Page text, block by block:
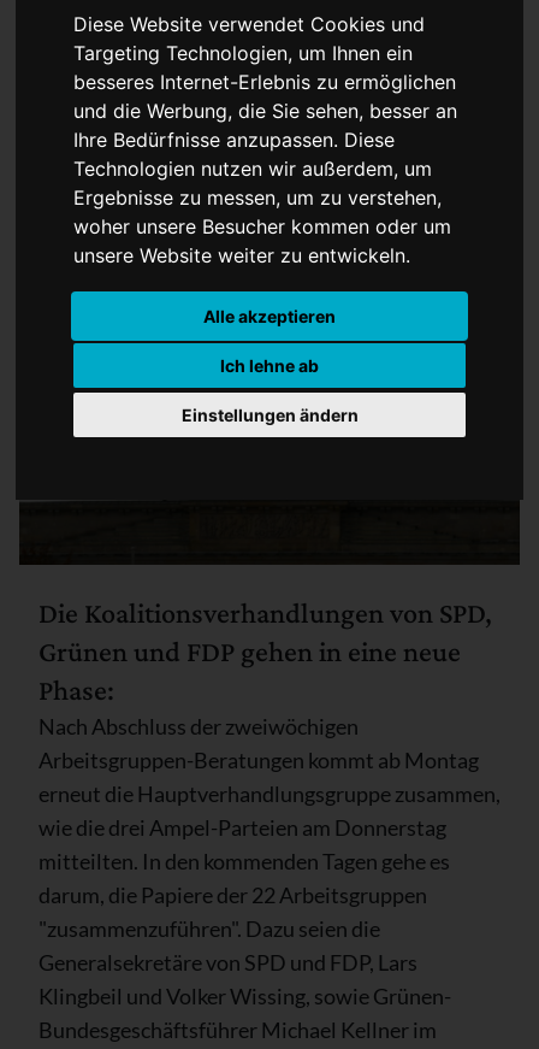
Diese Website verwendet Cookies und
Targeting Technologien, um Ihnen ein
besseres Internet-Erlebnis zu ermöglichen
und die Werbung, die Sie sehen, besser an
Ihre Bedürfnisse anzupassen. Diese
Technologien nutzen wir außerdem, um
Ergebnisse zu messen, um zu verstehen,
woher unsere Besucher kommen oder um
unsere Website weiter zu entwickeln.
Alle akzeptieren
Ich lehne ab
Einstellungen ändern
Ampel setzt Beratungen
Montag fort
Die Koalitionsverhandlungen von SPD,
Grünen und FDP gehen in eine neue
Phase:
Nach Abschluss der zweiwöchigen
Arbeitsgruppen-Beratungen kommt ab Montag
erneut die Hauptverhandlungsgruppe zusammen,
wie die drei Ampel-Parteien am Donnerstag
mitteilten. In den kommenden Tagen gehe es
darum, die Papiere der 22 Arbeitsgruppen
"zusammenzuführen". Dazu seien die
Generalsekretäre von SPD und FDP, Lars
Klingbeil und Volker Wissing, sowie Grünen-
Bundesgeschäftsführer Michael Kellner im